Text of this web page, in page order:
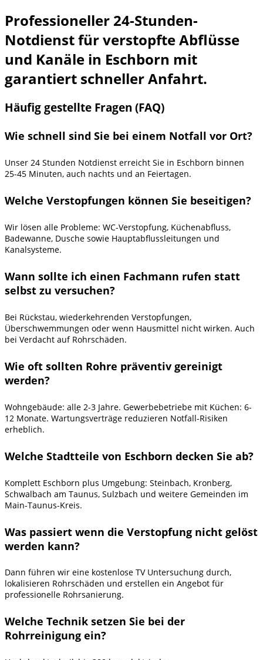
Professioneller 24-Stunden-
Notdienst für verstopfte Abflüsse
und Kanäle in Eschborn mit
garantiert schneller Anfahrt.
Häufig gestellte Fragen (FAQ)
Wie schnell sind Sie bei einem Notfall vor Ort?
Unser 24 Stunden Notdienst erreicht Sie in Eschborn binnen
25-45 Minuten, auch nachts und an Feiertagen.
Welche Verstopfungen können Sie beseitigen?
Wir lösen alle Probleme: WC-Verstopfung, Küchenabfluss,
Badewanne, Dusche sowie Hauptabflussleitungen und
Kanalsysteme.
Wann sollte ich einen Fachmann rufen statt
selbst zu versuchen?
Bei Rückstau, wiederkehrenden Verstopfungen,
Überschwemmungen oder wenn Hausmittel nicht wirken. Auch
bei Verdacht auf Rohrschäden.
Wie oft sollten Rohre präventiv gereinigt
werden?
Wohngebäude: alle 2-3 Jahre. Gewerbebetriebe mit Küchen: 6-
12 Monate. Wartungsverträge reduzieren Notfall-Risiken
erheblich.
Welche Stadtteile von Eschborn decken Sie ab?
Komplett Eschborn plus Umgebung: Steinbach, Kronberg,
Schwalbach am Taunus, Sulzbach und weitere Gemeinden im
Main-Taunus-Kreis.
Was passiert wenn die Verstopfung nicht gelöst
werden kann?
Dann führen wir eine kostenlose TV Untersuchung durch,
lokalisieren Rohrschäden und erstellen ein Angebot für
professionelle Rohrsanierung.
Welche Technik setzen Sie bei der
Rohrreinigung ein?